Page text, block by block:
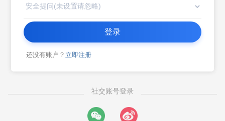
登录
还没有账户？ 立即注册
社交账号登录